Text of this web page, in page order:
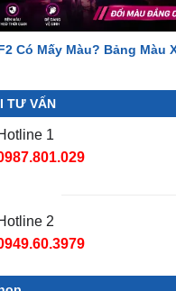
Có Mấy Màu? Bảng Màu
TƯ VẤN
1
Hồ Chí Minh: 277-279